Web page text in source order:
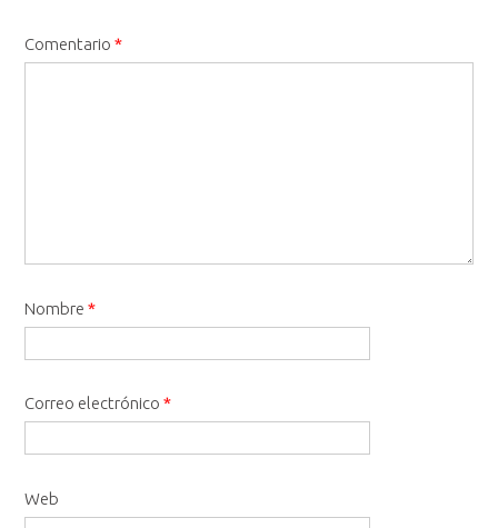
Comentario *
Nombre *
Correo electrónico *
Web